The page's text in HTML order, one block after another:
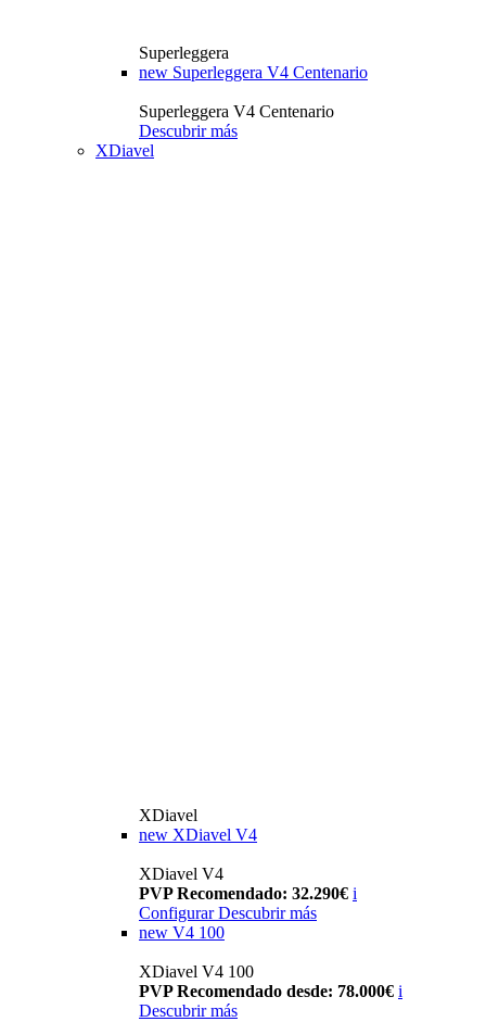
Superleggera
new Superleggera V4 Centenario
Superleggera V4 Centenario
Descubrir más
XDiavel
XDiavel
new XDiavel V4
XDiavel V4
PVP Recomendado: 32.290€ i
Configurar Descubrir más
new V4 100
XDiavel V4 100
PVP Recomendado desde: 78.000€ i
Descubrir más